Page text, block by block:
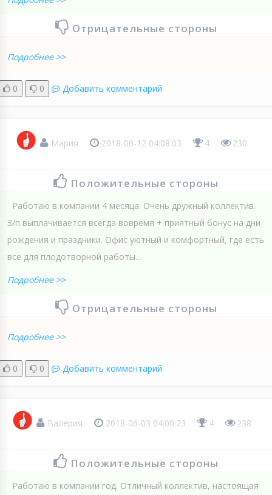
Отрицательные стороны
Подробнее >>
0 0 Добавить комментарий
Мария 2018-06-12 04:08:03 4 230
Положительные стороны
Работаю в компании 4 месяца. Очень дружный коллектив.
З/п выплачивается всегда вовремя + приятный бонус на дни
рождения и праздники. Офис уютный и комфортный, где есть
все для плодотворной работы....
Подробнее >>
Отрицательные стороны
Подробнее >>
0 0 Добавить комментарий
Валерия 2018-06-03 04:00:23 4 238
Положительные стороны
Работаю в компании год. Отличный коллектив, настоящая